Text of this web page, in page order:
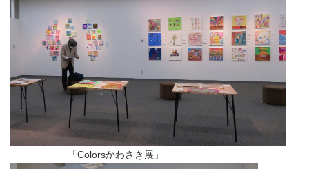
「Colorsかわさき展」